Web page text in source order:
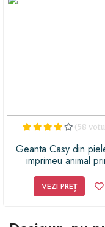
(58
Geanta Casy din
imprimeu animal
VEZI PREȚ